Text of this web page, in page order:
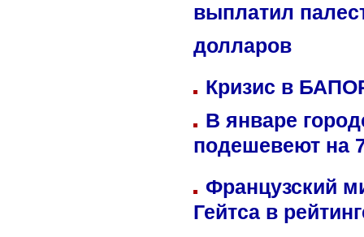
выплатил
долларов
Кризис в
В январе
подешевеют на
Французский
Гейтса в